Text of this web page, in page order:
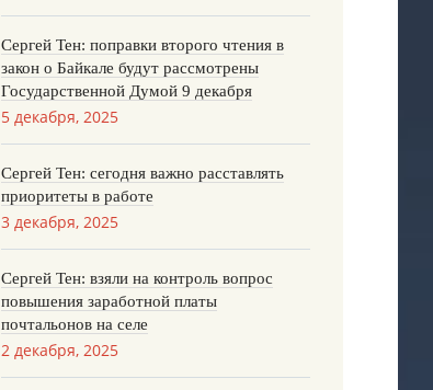
Сергей Тен: поправки второго чтения в
закон о Байкале будут рассмотрены
Государственной Думой 9 декабря
5 декабря, 2025
Сергей Тен: сегодня важно расставлять
приоритеты в работе
3 декабря, 2025
Сергей Тен: взяли на контроль вопрос
повышения заработной платы
почтальонов на селе
2 декабря, 2025